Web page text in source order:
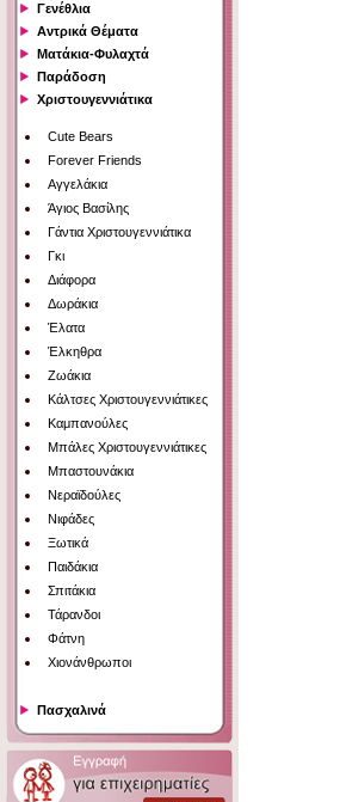
Γενέθλια
Αντρικά Θέματα
Ματάκια-Φυλαχτά
Παράδοση
Χριστουγεννιάτικα
Cute Bears
Forever Friends
Αγγελάκια
Άγιος Βασίλης
Γάντια Χριστουγεννιάτικα
Γκι
Διάφορα
Δωράκια
Έλατα
Έλκηθρα
Ζωάκια
Κάλτσες Χριστουγεννιάτικες
Καμπανούλες
Μπάλες Χριστουγεννιάτικες
Μπαστουνάκια
Νεραϊδούλες
Νιφάδες
Ξωτικά
Παιδάκια
Σπιτάκια
Τάρανδοι
Φάτνη
Χιονάνθρωποι
Πασχαλινά